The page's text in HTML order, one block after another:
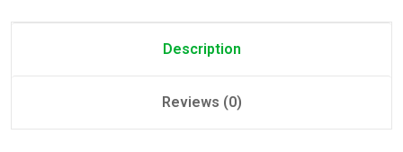
Description
Reviews (0)